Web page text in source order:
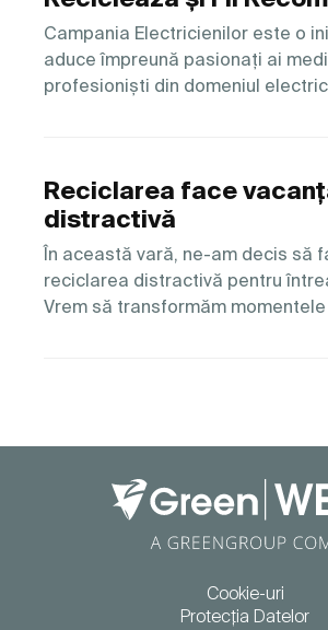
Campania Electricienilor este o
aduce împreună pasionați ai
profesioniști din domeniul
Reciclarea face
distractivă
În această vară, ne-am decis să
reciclarea distractivă pentru
Vrem să transformăm
Cookie-uri
Protecția Datelor